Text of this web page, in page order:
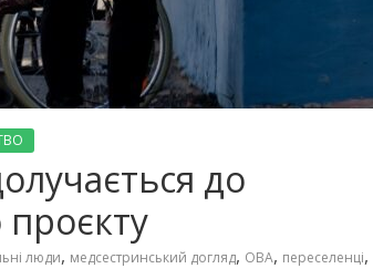
до
люди, медсестринський догляд, ОВА, переселенці,